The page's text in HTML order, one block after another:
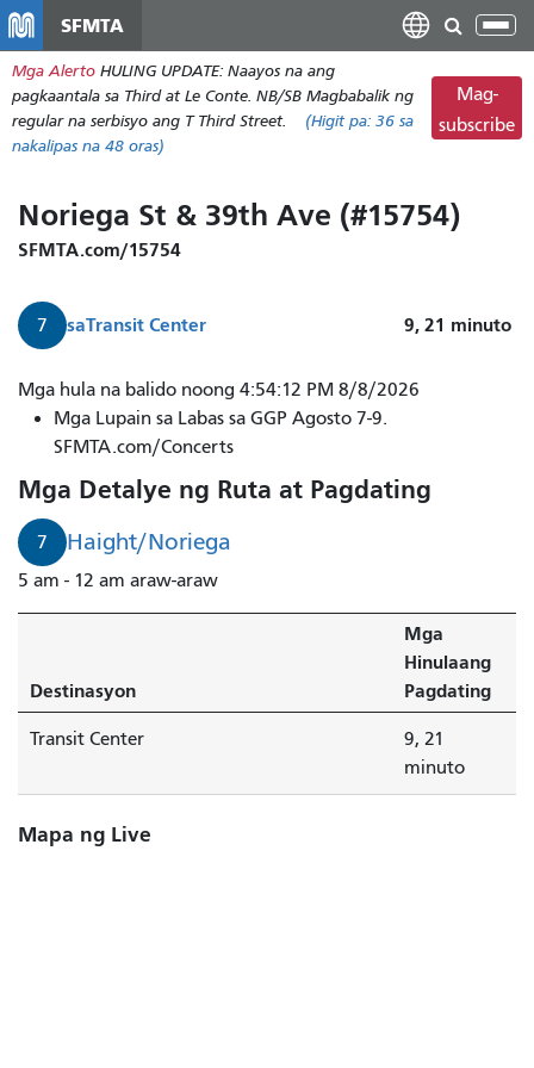
pangunahing
nilalaman
SFMTA
I-
ang
Mga Alerto HULING UPDATE: Naayos na ang
pagkaantala sa Third at Le Conte. NB/SB Magbabalik ng
regular na serbisyo ang T Third Street.
(Higit pa: 36 sa
nakalipas na 48 oras)
Mag-
subscribe
Noriega St & 39th Ave (#15754)
SFMTA.com/15754
7 saTransit Center 9, 21 minuto
Mga hula na balido noong 4:54:12 PM 8/8/2026
Mga Lupain sa Labas sa GGP Agosto 7-9.
SFMTA.com/Concerts
Mga Detalye ng Ruta at Pagdating
7 Haight/Noriega
5 am - 12 am araw-araw
Destinasyon
Mga
Hinulaang
Pagdating
Transit Center
9, 21
minuto
Mapa ng Live